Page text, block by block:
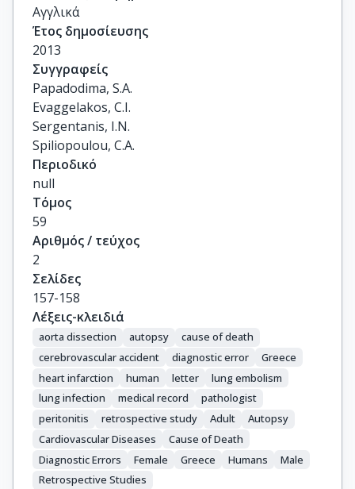
Αγγλικά
Έτος δημοσίευσης
2013
Συγγραφείς
Papadodima, S.A.
Evaggelakos, C.I.
Sergentanis, I.N.
Spiliopoulou, C.A.
Περιοδικό
null
Τόμος
59
Αριθμός / τεύχος
2
Σελίδες
157-158
Λέξεις-κλειδιά
aorta dissection autopsy
cause of death
cerebrovascular accident
diagnostic error
Greece
heart infarction
human letter
lung embolism
lung infection
medical record
pathologist
peritonitis
retrospective study Adult
Autopsy
Cardiovascular Diseases
Cause of Death
Diagnostic Errors
Female Greece Humans
Male
Retrospective Studies